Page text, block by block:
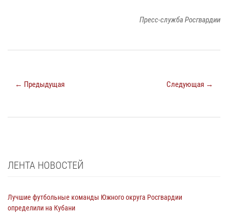
Пресс-служба Росгвардии
← Предыдущая Следующая →
ЛЕНТА НОВОСТЕЙ
Лучшие футбольные команды Южного округа Росгвардии
определили на Кубани